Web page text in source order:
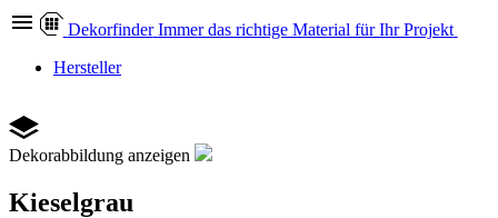
Dekorfinder Immer das richtige Material für Ihr Projekt
Hersteller
Dekorabbildung anzeigen
Kieselgrau